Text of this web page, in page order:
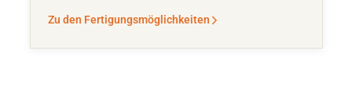
Zu den Fertigungsmöglichkeiten